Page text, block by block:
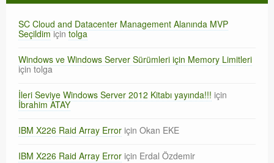
SC Cloud and Datacenter Management Alanında MVP
Seçildimiçintolga
Windows ve Windows Server Sürümleri için Memory Limitleri
içintolga
İleri Seviye Windows Server 2012 Kitabı yayında!!! için
İbrahim ATAY
IBM X226 Raid Array Error için Okan EKE
IBM X226 Raid Array Error için Erdal Özdemir